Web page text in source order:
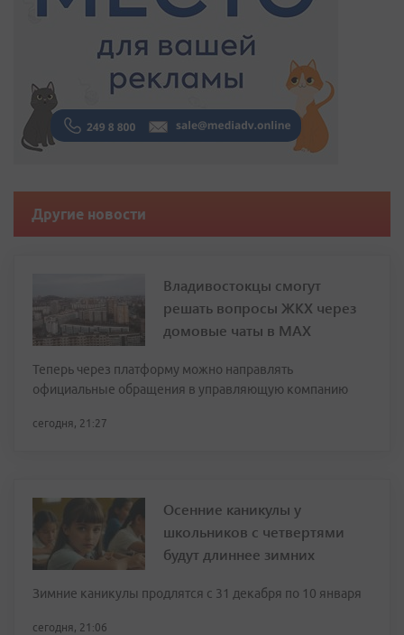
Другие новости
Владивостокцы смогут
решать вопросы ЖКХ через
домовые чаты в МАХ
Теперь через платформу можно направлять
официальные обращения в управляющую компанию
сегодня, 21:27
Осенние каникулы у
школьников с четвертями
будут длиннее зимних
Зимние каникулы продлятся с 31 декабря по 10 января
сегодня, 21:06